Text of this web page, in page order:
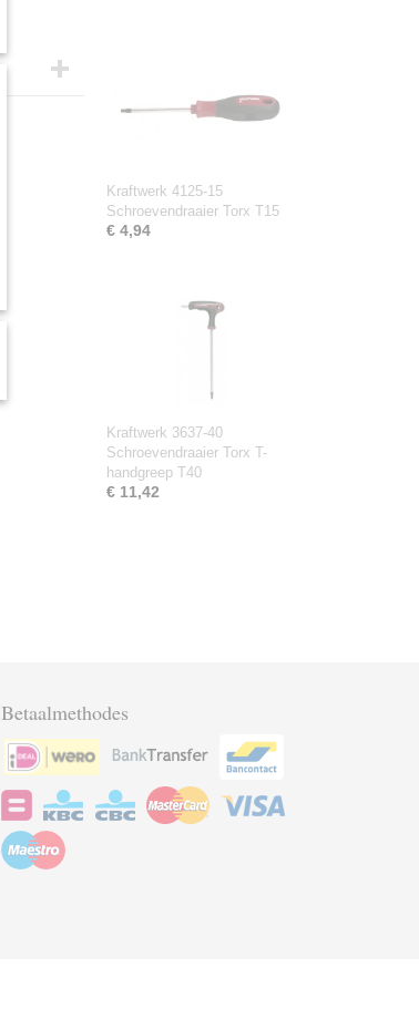
Kraftwerk 4125-15
Schroevendraaier Torx T15
€ 4,94
Kraftwerk 3637-40
Schroevendraaier Torx T-
handgreep T40
€ 11,42
Betaalmethodes